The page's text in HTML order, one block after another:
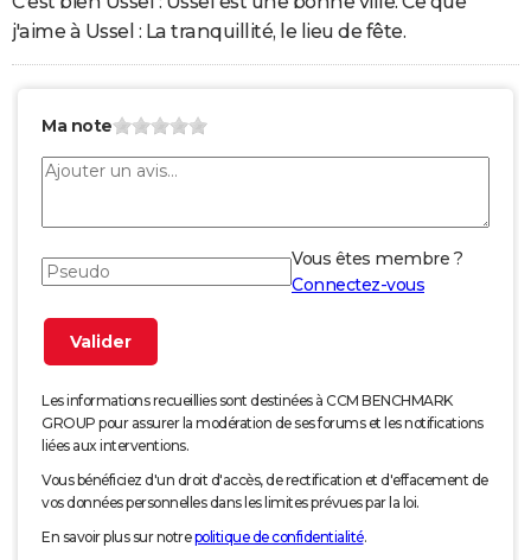
j'aime à Ussel : La tranquillité, le lieu de fête.
Ma note
Vous êtes membre ?
Connectez-vous
Les informations recueillies sont destinées à CCM BENCHMARK
GROUP pour assurer la modération de ses forums et les notifications
liées aux interventions.
Vous bénéficiez d'un droit d'accès, de rectification et d'effacement de
vos données personnelles dans les limites prévues par la loi.
En savoir plus sur notrepolitique de confidentialité.